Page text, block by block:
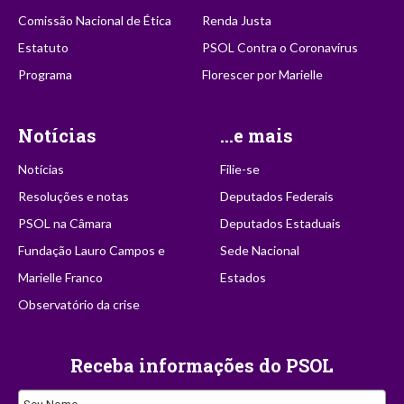
Comissão Nacional de Ética
Estatuto
Programa
Renda Justa
PSOL Contra o Coronavírus
Florescer por Marielle
Notícias
Notícias
Resoluções e notas
PSOL na Câmara
Fundação Lauro Campos e
Marielle Franco
Observatório da crise
...e mais
Filie-se
Deputados Federais
Deputados Estaduais
Sede Nacional
Estados
Receba informações do PSOL